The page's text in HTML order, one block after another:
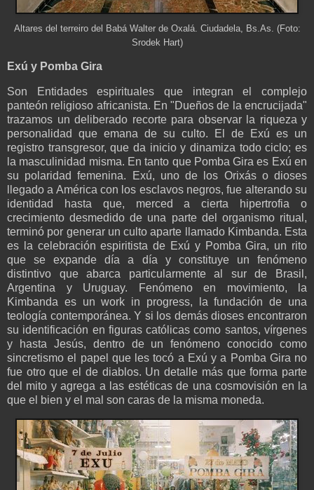
Altares del terreiro del Babá Walter de Oxalá. Ciudadela, Bs.As. (Foto:
Srodek Hart)
Exú y Pomba Gira
Son Entidades espirituales que integran el complejo
panteón religioso africanista. En "Dueños de la encrucijada"
trazamos un deliberado recorte para observar la riqueza y
personalidad que emana de su culto. El de Exú es un
registro transgresor, que da inicio y dinamiza todo ciclo; es
la masculinidad misma. En tanto que Pomba Gira es Exú en
su polaridad femenina. Exú, uno de los Orixás o dioses
llegado a América con los esclavos negros, fue alterando su
identidad hasta que, merced a cierta hipertrofia o
crecimiento desmedido de una parte del organismo ritual,
terminó por generar un culto aparte llamado Kimbanda. Esta
es la celebración espiritista de Exú y Pomba Gira, un rito
que se expande día a día y constituye un fenómeno
distintivo que abarca particularmente al sur de Brasil,
Argentina y Uruguay. Fenómeno en movimiento, la
Kimbanda es un work in progress, la fundación de una
teología contemporánea. Y si los demás dioses encontraron
su identificación en figuras católicas como santos, vírgenes
y hasta Jesús, dentro de un fenómeno conocido como
sincretismo el papel que les tocó a Exú y a Pomba Gira no
fue otro que el de diablos. Un detalle más que forma parte
del mito y agrega a las estéticas de una cosmovisión en la
que el bien y el mal son caras de la misma moneda.